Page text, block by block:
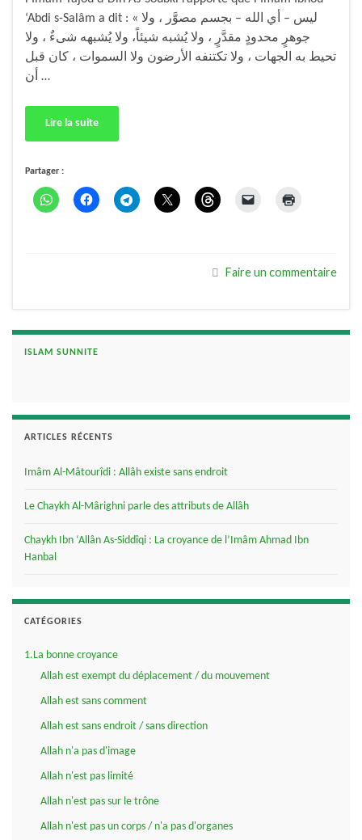
‘Abdi s-Salâm a dit : « ليس – أي الله – بجسم مصوَّر ، ولا
جوهرٍ محدودٍ مقدَّرٍ ، ولا يُشبه شيئاً، ولا يُشبهه شىءٌ ، ولا
تحيط به الجهات ، ولا تكتنفه الأرضون ولا السموات ، كان قبل
أن …
Lire la suite
Partager :
Faire un commentaire
ISLAM SUNNITE
ARTICLES RÉCENTS
Imâm Al-Mâtourîdi : Allâh existe sans endroit
Le Chaykh Al-Mârighni parle des attributs de Allâh
Chaykh Ibn ‘Allân As-Siddîqi : La croyance de l’Imâm Ahmad Ibn
Hanbal
CATÉGORIES
1.La bonne croyance
Allah est exempt du déplacement / du mouvement
Allah est sans comment
Allah est sans endroit / sans direction
Allah n'a pas d'image
Allah n'est pas limité
Allah n'est pas sur le trône
Allah n'est pas un corps / n'a pas d'organes